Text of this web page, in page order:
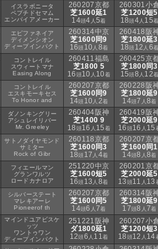
イスラボニータ
ペプチドセマム
エンパイアメーカー
260207京都
芝1600延1
14頭4 人5着
260301小
芝1200短5
18頭4 人 15
エピファネイア
ディメンシオン
ディープインパクト
260314中京
芝1600同9
16頭 10 人 8着
260418阪
芝1800延3
18頭 12 人 6
コントレイル
スウィートマナ
Easing Along
260411福島
芝1800 5
16 頭10 人 10着
260425京
芝1800同3
15頭8 人 12
コントレイル
エスキモーキセス
To Honor and
260207京都
芝1600同9
14頭 10 人 2着
260228阪
芝1800延9
14頭7 人8着
ダノンキングリー
アシュレイリバー
Mr. Greeley
260404阪神
芝1400 9
18 頭16 人 15 着
260419阪
芝2000延9
16 頭16 人 15
サトノダイヤモンド
サミター
Rock of Gibr
260118京都
芝1600同3
18頭 17 人 4着
260207京
芝1600同1
14頭8 人8着
フィエールマン
グランワルツ
ロードカナロア
251220中京
芝1600短5
16頭 13 人 8着
260201京
芝2000延5
13 頭11 人 13
シルバーステート
マレキアーレ
Pioneerof th
260207京都
芝1600同5
14頭6 人 7着
260314阪
芝1800延9
17頭8 人 7着
マインドユアビスケ
ッツ
ワントゥワン
ディープインパクト
251221阪神
ダ1800延1
12頭6 人 11着
260207小
芝1200短3
18 頭12 人 14